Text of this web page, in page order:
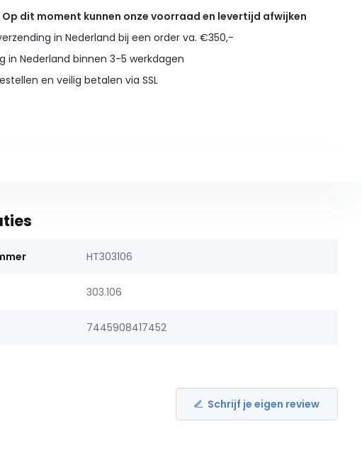
Op dit moment kunnen onze voorraad en levertijd afwijken
in Nederland bij een order va. €350,-
in Nederland binnen 3-5 werkdagen
en veilig betalen via SSL
HT303106
303.106
7445908417452
Schrijf je eigen review